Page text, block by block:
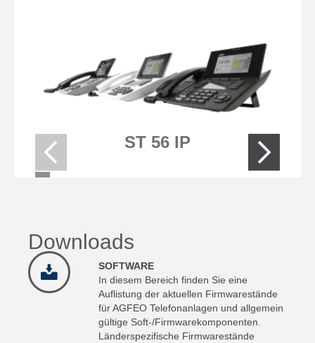
ST 56 IP
Downloads
SOFTWARE
In diesem Bereich finden Sie eine
Auflistung der aktuellen Firmwarestände
für AGFEO Telefonanlagen und allgemein
gültige Soft-/Firmwarekomponenten.
Länderspezifische Firmwarestände